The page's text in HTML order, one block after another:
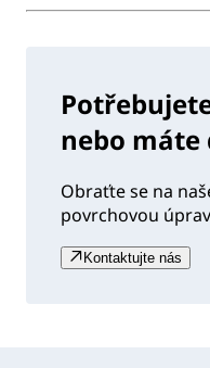
nebo máte
Obraťte se na
povrchovou
Kontaktujte nás